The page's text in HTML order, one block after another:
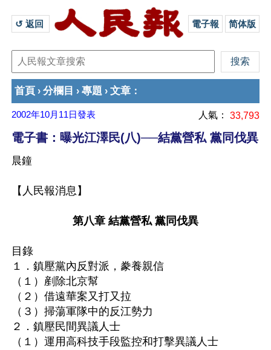
↺ 返回 電子報 简体版
首頁 › 分欄目 › 專題 › 文章 ：
2002年10月11日發表 人氣： 33,793
電子書：曝光江澤民(八)──結黨營私 黨同伐異
晨鐘
【人民報消息】
第八章 結黨營私 黨同伐異
目錄
１．鎮壓黨內反對派，豢養親信
（１）剷除北京幫
（２）借遠華案又打又拉
（３）掃蕩軍隊中的反江勢力
２．鎮壓民間異議人士
（１）運用高科技手段監控和打擊異議人士